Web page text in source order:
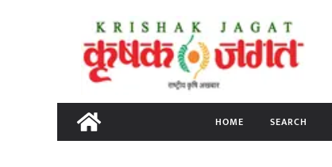
content
HOME SEARCH